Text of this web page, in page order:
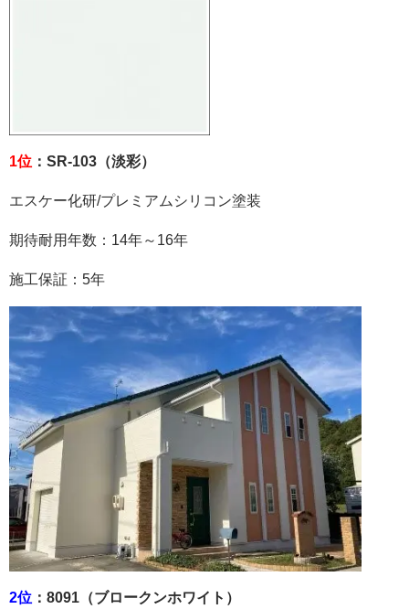
1位 ：SR-103（淡彩）
エスケー化研/プレミアムシリコン塗装
期待耐用年数： 14年～ 16年
施工保証： 5年
2位 ：8091（ブロークンホワイト）